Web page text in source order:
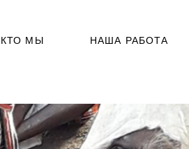
КТО МЫ НАША РАБОТА